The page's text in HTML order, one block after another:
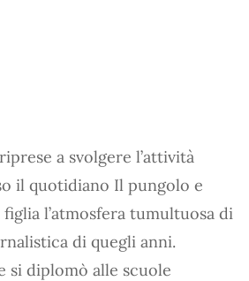
a svolgere l’attività
il quotidiano Il pungolo e
l’atmosfera tumultuosa di
di quegli anni.
si diplomò alle scuole